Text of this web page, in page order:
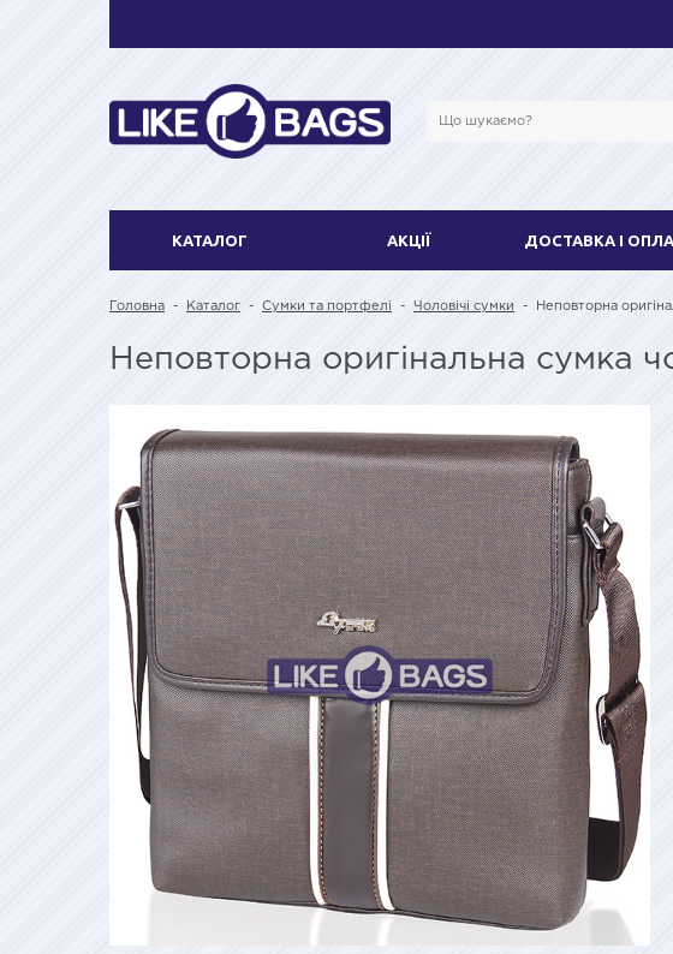
КАТАЛОГ АКЦІЇ ДОСТАВКА І
Головна - Каталог - Сумки та портфелі - Чоловічі сумки - Неповторна
Неповторна оригінальна сумка